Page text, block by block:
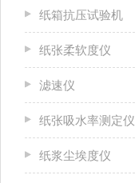
纸箱抗压试验机
纸张柔软度仪
滤速仪
纸张吸水率测定仪
纸浆尘埃度仪